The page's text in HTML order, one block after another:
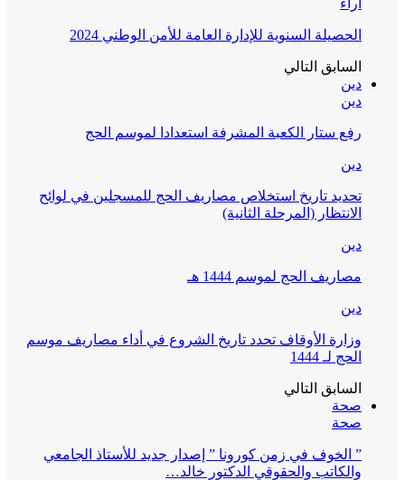
آراء
الحصيلة السنوية للإدارة العامة للأمن الوطني 2024
السابق التالي
دين
دين
رفع ستار الكعبة المشرفة استعدادا لموسم الحج
دين
تحديد تاريخ استخلاص مصاريف الحج للمسجلين في لوائح
الانتظار (المرحلة الثانية)
دين
مصاريف الحج لموسم 1444 هـ
دين
وزارة الأوقاف تحدد تاريخ الشروع في أداء مصاريف موسم
الحج لـ 1444
السابق التالي
صحة
صحة
” الخوف في زمن كورونا ” إصدار جديد للأستاذ الجامعي
والكاتب والحقوقي الدكتور خالد…